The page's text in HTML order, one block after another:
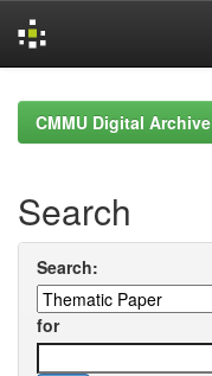
navigationCMMU Digital Archive
Search
Search:
for